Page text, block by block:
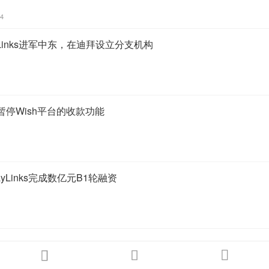
进军中东，在迪拜设立分支机构
停Wish平台的收款功能
完成数亿元B1轮融资
  